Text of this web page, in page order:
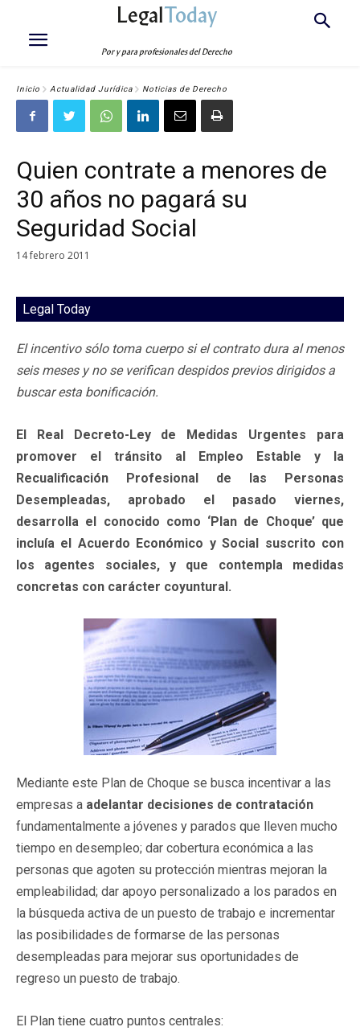
LegalToday
Por y para profesionales del Derecho
Inicio Actualidad Jurídica Noticias de Derecho
Quien contrate a menores de
30 años no pagará su
Seguridad Social
14 febrero 2011
Legal Today
El incentivo sólo toma cuerpo si el contrato dura al menos
seis meses y no se verifican despidos previos dirigidos a
buscar esta bonificación.
El Real Decreto-Ley de Medidas Urgentes para
promover el tránsito al Empleo Estable y la
Recualificación Profesional de las Personas
Desempleadas, aprobado el pasado viernes,
desarrolla el conocido como ‘Plan de Choque’ que
incluía el Acuerdo Económico y Social suscrito con
los agentes sociales, y que contempla medidas
concretas con carácter coyuntural.
Mediante este Plan de Choque se busca incentivar a las
empresas a adelantar decisiones de contratación
fundamentalmente a jóvenes y parados que lleven mucho
tiempo en desempleo; dar cobertura económica a las
personas que agoten su protección mientras mejoran la
empleabilidad; dar apoyo personalizado a los parados en
la búsqueda activa de un puesto de trabajo e incrementar
las posibilidades de formarse de las personas
desempleadas para mejorar sus oportunidades de
regreso un puesto de trabajo.
El Plan tiene cuatro puntos centrales: